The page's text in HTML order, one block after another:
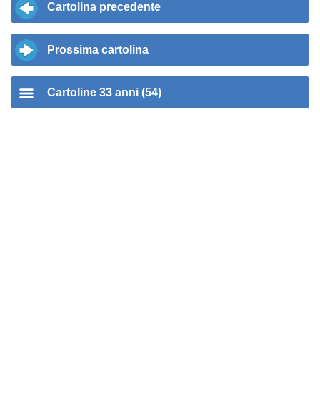
Cartolina precedente
Prossima cartolina
Cartoline 33 anni (54)